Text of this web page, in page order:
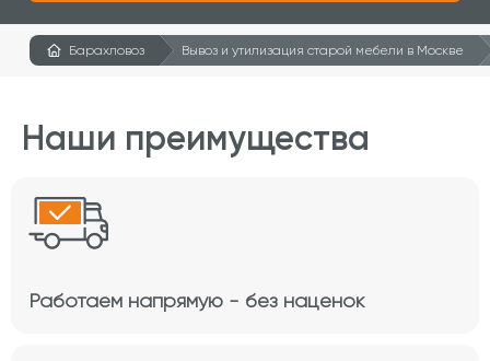
Барахловоз Вывоз и утилизация старой мебели в Москве
Наши преимущества
Работаем напрямую - без наценок